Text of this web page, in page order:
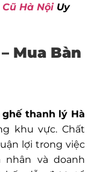
Hà NộiUy
Mua Bàn
ghế thanh lý Hà
khu vực. Chất
lợi trong việc
nhân và doanh